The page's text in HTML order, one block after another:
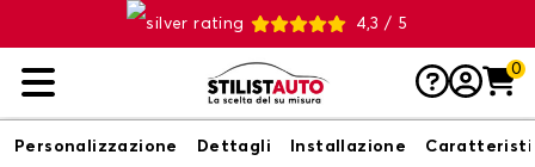
4,3 / 5
0
Personalizzazione Dettagli Installazione